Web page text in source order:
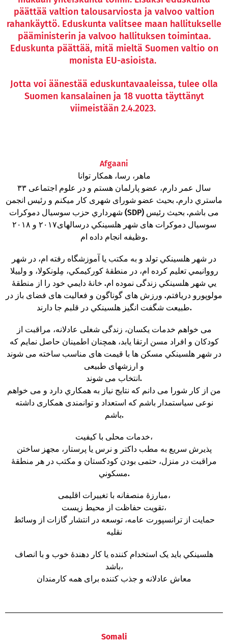
päättää valtion talousarviosta ja valvoo valtion
rahankäyttö. Eduskunta valitsee maan hallitukselle
pääministerin ja valvoo hallituksen toimintaa.
Eduskunta päättää, mitä mieltä Suomen valtio on
monista EU-asioista.
Jotta voi äänestää eduskuntavaaleissa, tulee olla
Suomen kansalainen ja 18 vuotta täyttänyt
viimeistään 2.4.2023.
Afgaani
ماهر، رسا، همکار توانا
۳۳ سال عمر دارم، عضو پارلمان هستم و در علوم اجتماعی
ماستري دارم. بحیث عضو شورای شهری کار میکنم و رئيس انجمن
شهرداري حزب سوسیال دموکرات (SDP) می باشم. بحیث رئیس
سوسیال دموکرات های شهر هلسینکي در‌سالهای‌۲۰۱۷ و ۲۰۱۸
وظیفه انجام داده ام.
در شهر هلسینکي تولد و به مکتب یا آموزشگاه‌ رفته ام، در شهر
رووانیمي تعلیم کرده ام، در منطقهٔ کورکیمکي، مِلونکولا، و ولییلا
یي شهر هلسینکي زندگی نموده ام. خانهٔ دایمي خود را از منطقهٔ
مولوپورو دریافتم. ورزش های گوناگون و فعالیت های فضای باز در
طبیعت شگفت انگیز هلسینکي در قلبم جا دارند.
می خواهم خدمات یکسان، زندگی شغلی عادلانه، مراقبت از
کودکان و افراد مسن ارتقا یابد، همچنان اطمینان حاصل نمایم که
در شهر هلسینکي مسکن ها با قیمت های مناسب ساخته می شوند
و ارزشهای طبیعی
انتخاب می شوند.
من از کار شورا می دانم که نتایج نیاز به همکاري دارد و می خواهم
نوعی سیاستمدار باشم که استعداد و توانمندی همکاری داشته
باشم.
خدمات محلی با کیفیت،
پذیرش سریع به مطب داکتر و نرس یا پرستار، مجهز ساختن
مراقبت در منزل، حتمی بودن کودکستان و مکتب در هر منطقهٔ
مسکوني.
مبارزهٔ منصفانه با تغییرات اقلیمی،
تقویت حفاظت از محیط زیست،
حمایت از ترانسپورت عامه، توسعه در انتشار گازات از وسائط
نقليه
هلسینکي باید یک استخدام کننده یا کار دهندهٔ خوب و با انصاف
باشد،
معاش عادلانه و جذب کننده برای همه کارمندان
Somali